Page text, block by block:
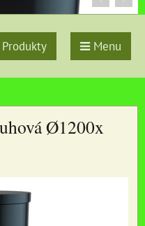
Menu
Ø1200x